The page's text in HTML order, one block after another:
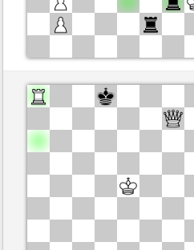
Zwart
Avanox (1299) (+15)
Wit
Yeye90 (1277) (-15)
Speelduur: 6 minutes/side + 3